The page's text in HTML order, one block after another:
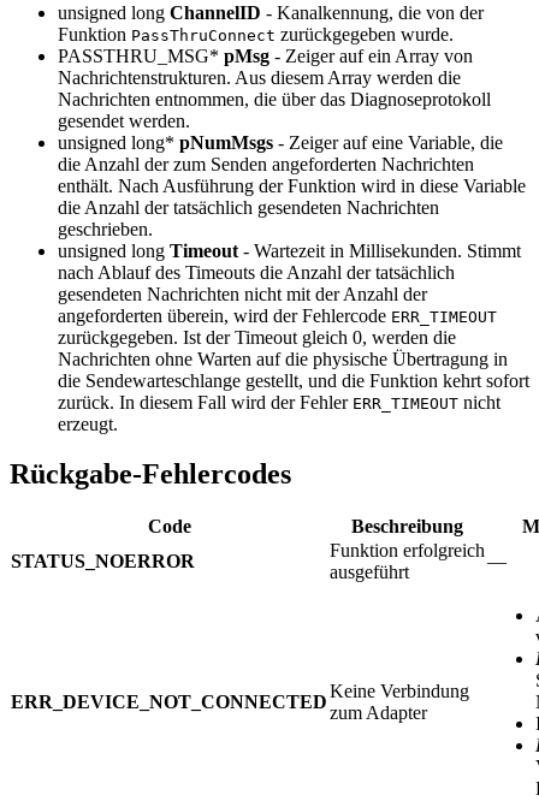
unsigned long ChannelID - Kanalkennung, die von der
Funktion PassThruConnect zurückgegeben wurde.
PASSTHRU_MSG* pMsg - Zeiger auf ein Array von
Nachrichtenstrukturen. Aus diesem Array werden die
Nachrichten entnommen, die über das Diagnoseprotokoll
gesendet werden.
unsigned long* pNumMsgs - Zeiger auf eine Variable, die
die Anzahl der zum Senden angeforderten Nachrichten
enthält. Nach Ausführung der Funktion wird in diese Variable
die Anzahl der tatsächlich gesendeten Nachrichten
geschrieben.
unsigned long Timeout - Wartezeit in Millisekunden. Stimmt
nach Ablauf des Timeouts die Anzahl der tatsächlich
gesendeten Nachrichten nicht mit der Anzahl der
angeforderten überein, wird der Fehlercode ERR_TIMEOUT
zurückgegeben. Ist der Timeout gleich 0, werden die
Nachrichten ohne Warten auf die physische Übertragung in
die Sendewarteschlange gestellt, und die Funktion kehrt sofort
zurück. In diesem Fall wird der Fehler ERR_TIMEOUT nicht
erzeugt.
Rückgabe-Fehlercodes
Code Beschreibung
STATUS_NOERROR
Funktion erfolgreich
ausgeführt
—
ERR_DEVICE_NOT_CONNECTED
Keine Verbindung
zum Adapter